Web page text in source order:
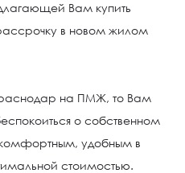
Вам купить
в новом жилом
на ПМЖ, то Вам
о собственном
удобным в
стоимостью.